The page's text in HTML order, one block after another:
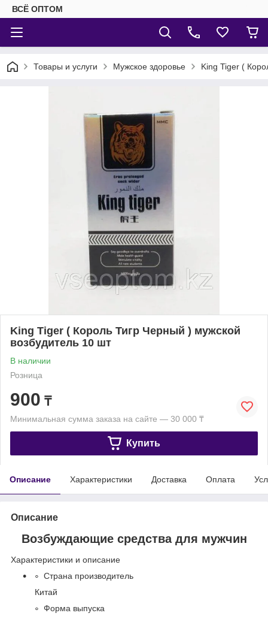
ВСЁ ОПТОМ
Товары и услуги Мужское здоровье King Tiger (
King Tiger ( Король Тигр Черный ) мужской
возбудитель 10 шт
В наличии
Розница
900 ₸
Минимальная сумма заказа на сайте — 30 000 ₸
Купить
Описание Характеристики Доставка Оплата
Описание
Возбуждающие средства для мужчин
Характеристики и описание
Страна производитель
Китай
Форма выпуска